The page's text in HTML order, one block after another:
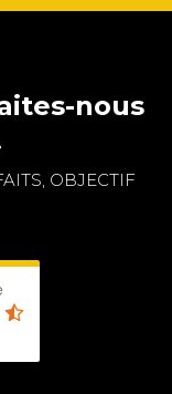
nous
OBJECTIF